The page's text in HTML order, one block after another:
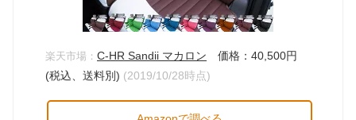
楽天市場： C-HR Sandii マカロン 価格：40,500円
(税込、送料別) (2019/10/28時点)